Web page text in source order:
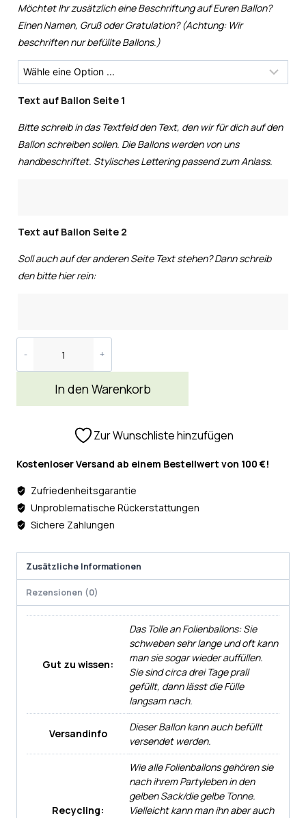
Möchtet Ihr zusätzlich eine Beschriftung auf Euren Ballon?
Einen Namen, Gruß oder Gratulation? (Achtung: Wir
beschriften nur befüllte Ballons.)
Text auf Ballon Seite 1
Bitte schreib in das Textfeld den Text, den wir für dich auf den
Ballon schreiben sollen. Die Ballons werden von uns
handbeschriftet. Stylisches Lettering passend zum Anlass.
Text auf Ballon Seite 2
Soll auch auf der anderen Seite Text stehen? Dann schreib
den bitte hier rein:
In den Warenkorb
Zur Wunschliste hinzufügen
Kostenloser Versand ab einem Bestellwert von 100 €!
Zufriedenheitsgarantie
Unproblematische Rückerstattungen
Sichere Zahlungen
Zusätzliche Informationen
Rezensionen (0)
Gut zu wissen:
Das Tolle an Folienballons: Sie
schweben sehr lange und oft kann
man sie sogar wieder auffüllen.
Sie sind circa drei Tage prall
gefüllt, dann lässt die Fülle
langsam nach.
Versandinfo
Dieser Ballon kann auch befüllt
versendet werden.
Recycling:
Wie alle Folienballons gehören sie
nach ihrem Partyleben in den
gelben Sack/die gelbe Tonne.
Vielleicht kann man ihn aber auch